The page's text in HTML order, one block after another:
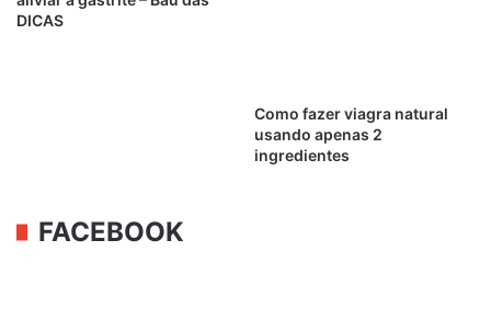
DICAS
Como fazer viagra natural
usando apenas 2
ingredientes
FACEBOOK